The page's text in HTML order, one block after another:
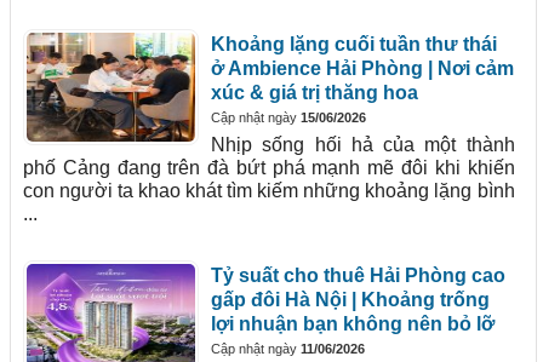
Khoảng lặng cuối tuần thư thái
ở Ambience Hải Phòng | Nơi cảm
xúc & giá trị thăng hoa
Cập nhật ngày 15/06/2026
Nhịp sống hối hả của một thành
phố Cảng đang trên đà bứt phá mạnh mẽ đôi khi khiến
con người ta khao khát tìm kiếm những khoảng lặng bình
...
Tỷ suất cho thuê Hải Phòng cao
gấp đôi Hà Nội | Khoảng trống
lợi nhuận bạn không nên bỏ lỡ
Cập nhật ngày 11/06/2026